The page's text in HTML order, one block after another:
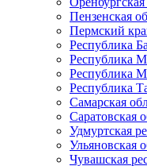
Пензенская
Пермский
Республика
Республика
Республика
Республика
Самарская
Саратовская
Удмуртская
Ульяновская
Чувашская